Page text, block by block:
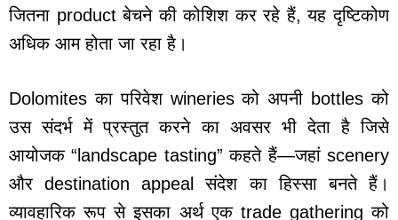
जितना product बेचने की कोशिश कर रहे हैं, यह दृष्टिकोण
अधिक आम होता जा रहा है।
Dolomites का परिवेश wineries को अपनी bottles को
उस संदर्भ में प्रस्तुत करने का अवसर भी देता है जिसे
आयोजक “landscape tasting” कहते हैं—जहां scenery
और destination appeal संदेश का हिस्सा बनते हैं।
व्यावहारिक रूप से इसका अर्थ एक trade gathering को